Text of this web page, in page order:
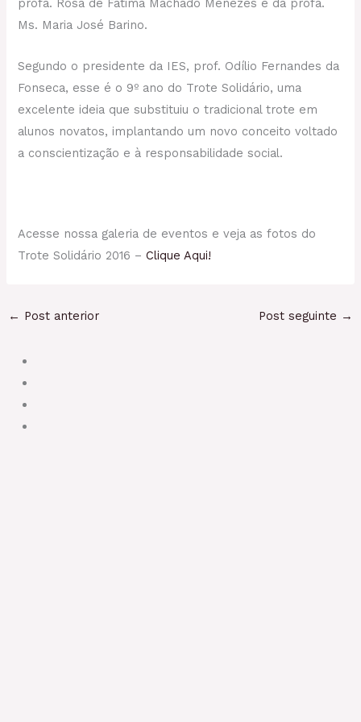
profa. Rosa de Fátima Machado Menezes e da profa.
Ms. Maria José Barino.
Segundo o presidente da IES, prof. Odílio Fernandes da
Fonseca, esse é o 9º ano do Trote Solidário, uma
excelente ideia que substituiu o tradicional trote em
alunos novatos, implantando um novo conceito voltado
a conscientização e à responsabilidade social.
Acesse nossa galeria de eventos e veja as fotos do
Trote Solidário 2016 –Clique Aqui!
← Post anterior Post seguinte →